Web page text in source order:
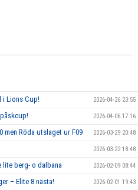
i Lions Cup! 2026-04-26 23:55
2026-04-06 17:16
men Röda utslaget ur F09 2026-03-29 20:48
2026-03-22 18:48
lite berg- o dalbana 2026-02-09 08:44
– Elite 8 nästa! 2026-02-01 19:43